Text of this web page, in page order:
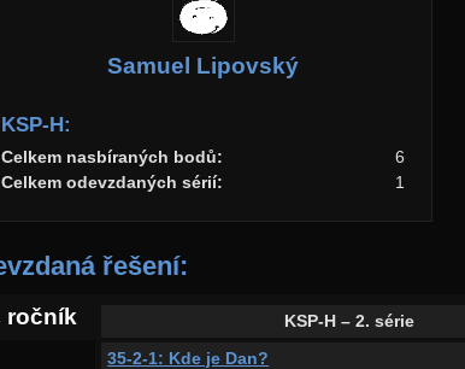
Samuel Lipovský
KSP-H:
Celkem nasbíraných bodů:
6
Celkem odevzdaných sérií:
1
řešení:
ročník KSP-H – 2. série
35-2-1: Kde je Dan?